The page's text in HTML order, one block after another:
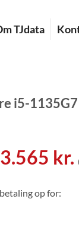
TJdata
i5-
Den
pris
3.565 kr.
op for: